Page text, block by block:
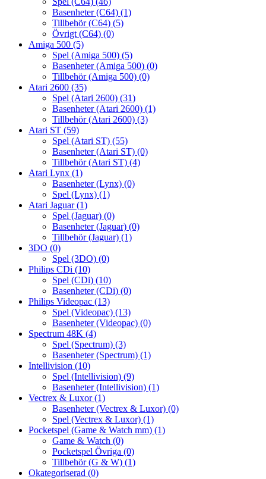
Basenheter (C64) (1)
Tillbehör (C64) (5)
Övrigt (C64) (0)
Amiga 500 (5)
Spel (Amiga 500) (5)
Basenheter (Amiga 500) (0)
Tillbehör (Amiga 500) (0)
Atari 2600 (35)
Spel (Atari 2600) (31)
Basenheter (Atari 2600) (1)
Tillbehör (Atari 2600) (3)
Atari ST (59)
Spel (Atari ST) (55)
Basenheter (Atari ST) (0)
Tillbehör (Atari ST) (4)
Atari Lynx (1)
Basenheter (Lynx) (0)
Spel (Lynx) (1)
Atari Jaguar(1)
Spel (Jaguar) (0)
Basenheter (Jaguar) (0)
Tillbehör (Jaguar) (1)
3DO (0)
Spel (3DO) (0)
Philips CDi (10)
Spel (CDi) (10)
Basenheter (CDi) (0)
Philips Videopac (13)
Spel (Videopac) (13)
Basenheter (Videopac) (0)
Spectrum 48K (4)
Spel (Spectrum) (3)
Basenheter (Spectrum) (1)
Intellivision (10)
Spel (Intellivision) (9)
Basenheter (Intellivision) (1)
Vectrex & Luxor(1)
Basenheter (Vectrex & Luxor) (0)
Spel (Vectrex & Luxor) (1)
Pocketspel (Game & Watch mm) (1)
Game & Watch (0)
Pocketspel Övriga (0)
Tillbehör (G & W) (1)
Okategoriserad (0)